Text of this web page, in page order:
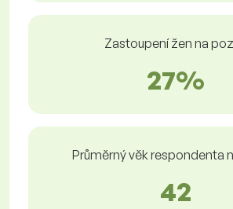
Zastoupení žen na
27%
Průměrný věk respondenta
42